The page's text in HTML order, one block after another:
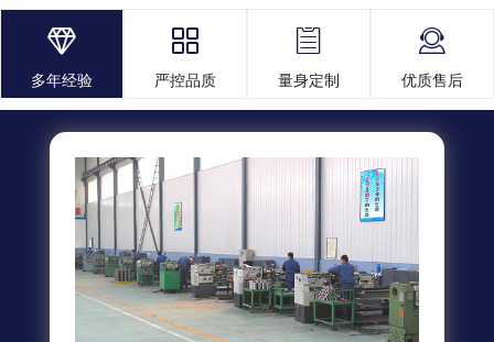

多年经验

严控品质

量身定制

优质售后